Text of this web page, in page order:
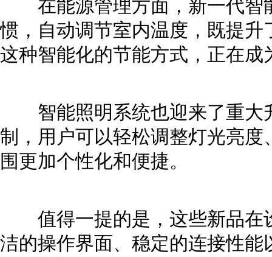
在能源管理方面，新一代智
惯，自动调节室内温度，既提
这种智能化的节能方式，正在成
智能照明系统也迎来了重大
制，用户可以轻松调整灯光亮
围更加个性化和便捷。
值得一提的是，这些新品在
洁的操作界面、稳定的连接性